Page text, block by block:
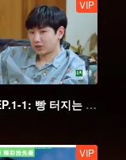
VIP
추가 방송 EP.1-1: 빵 터지는 마피아 게임
VIP